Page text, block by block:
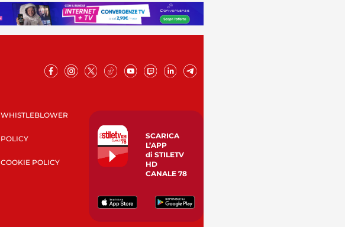
WHISTLEBLOWER
POLICY
COOKIE POLICY
SCARICA
L’APP
di STILETV
HD
CANALE 78